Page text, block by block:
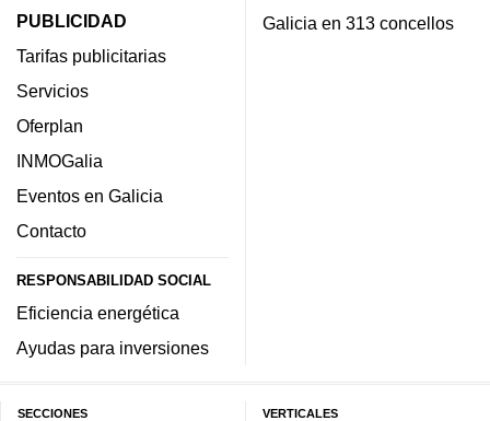
PUBLICIDAD
Tarifas publicitarias
Servicios
Oferplan
INMOGalia
Eventos en Galicia
Contacto
RESPONSABILIDAD SOCIAL
Eficiencia energética
Ayudas para inversiones
Galicia en 313 concellos
SECCIONES VERTICALES